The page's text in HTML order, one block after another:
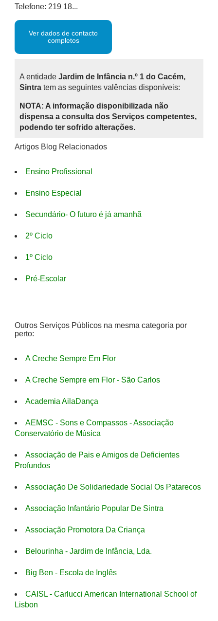
Telefone: 219 18...
Ver dados de contacto
completos
A entidade Jardim de Infância n.º 1 do Cacém,
Sintra tem as seguintes valências disponíveis:
NOTA: A informação disponibilizada não
dispensa a consulta dos Serviços competentes,
podendo ter sofrido alterações.
Artigos Blog Relacionados
Ensino Profissional
Ensino Especial
Secundário- O futuro é já amanhã
2º Ciclo
1º Ciclo
Pré-Escolar
Outros Serviços Públicos na mesma categoria por
perto:
A Creche Sempre Em Flor
A Creche Sempre em Flor - São Carlos
Academia AilaDança
AEMSC - Sons e Compassos - Associação
Conservatório de Música
Associação de Pais e Amigos de Deficientes
Profundos
Associação De Solidariedade Social Os Patarecos
Associação Infantário Popular De Sintra
Associação Promotora Da Criança
Belourinha - Jardim de Infância, Lda.
Big Ben - Escola de Inglês
CAISL - Carlucci American International School of
Lisbon